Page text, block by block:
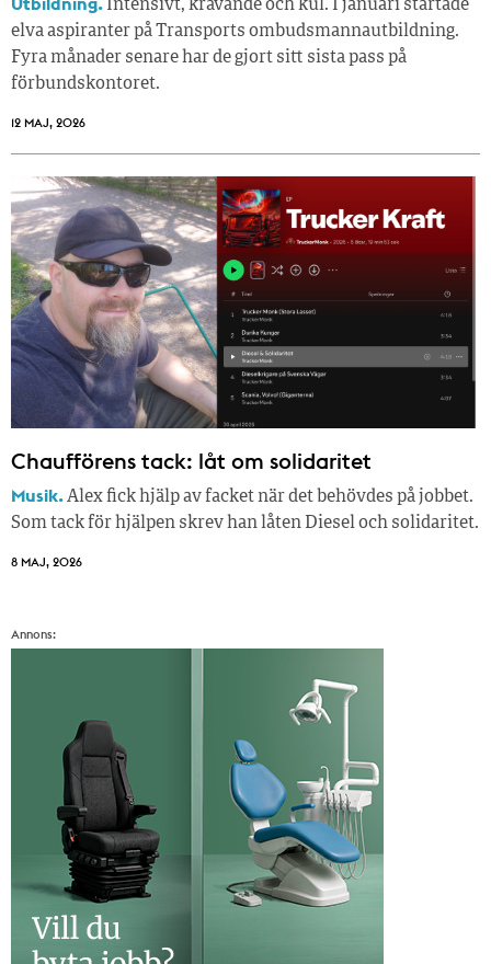
Intensivt, krävande och kul. I januari startade
elva aspiranter på Transports ombudsmannautbildning.
Fyra månader senare har de gjort sitt sista pass på
förbundskontoret.
12 MAJ, 2026
Chaufförens tack: låt om solidaritet
Musik.Alex fick hjälp av facket när det behövdes på jobbet.
Som tack för hjälpen skrev han låten Diesel och solidaritet.
8 MAJ, 2026
Annons: